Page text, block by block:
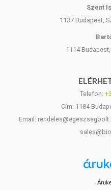
Szent
1137 Budapest,
1114
Telefon:
Cím: 1184
Email: